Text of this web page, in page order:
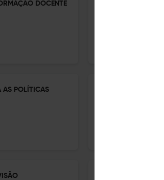
DOCENTE
AS POLÍTICAS